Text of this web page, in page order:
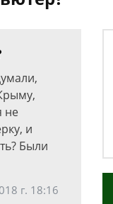
не
и
Были
г. 18:16